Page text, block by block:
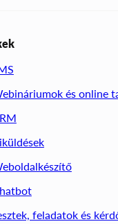
és online
feladatok és